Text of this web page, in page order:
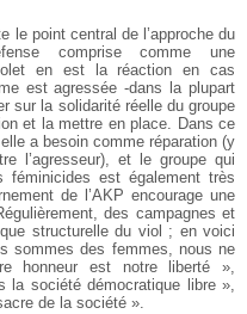
le point central de l’approche du
comprise comme une
en est la réaction en cas
est agressée -dans la plupart
sur la solidarité réelle du groupe
et la mettre en place. Dans ce
a besoin comme réparation (y
l’agresseur), et le groupe qui
féminicides est également très
de l’AKP encourage une
des campagnes et
structurelle du viol ; en voici
sommes des femmes, nous ne
honneur est notre liberté »,
la société démocratique libre »,
de la société ».